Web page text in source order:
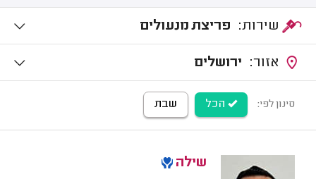
פריצת מנעולים
ירושלים
סינון לפי: הכל שבת
שילה